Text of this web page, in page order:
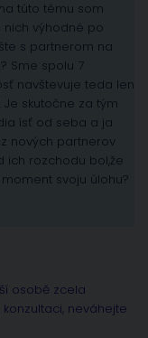
túto tému som
nich výhodné po
s partnerom na
Sme spolu 7
navštevuje teda len
skutočne za tým
ísť od seba a ja
nových partnerov
ich rozchodu bol,že
svoju úlohu?
osobě zcela
neváhejte